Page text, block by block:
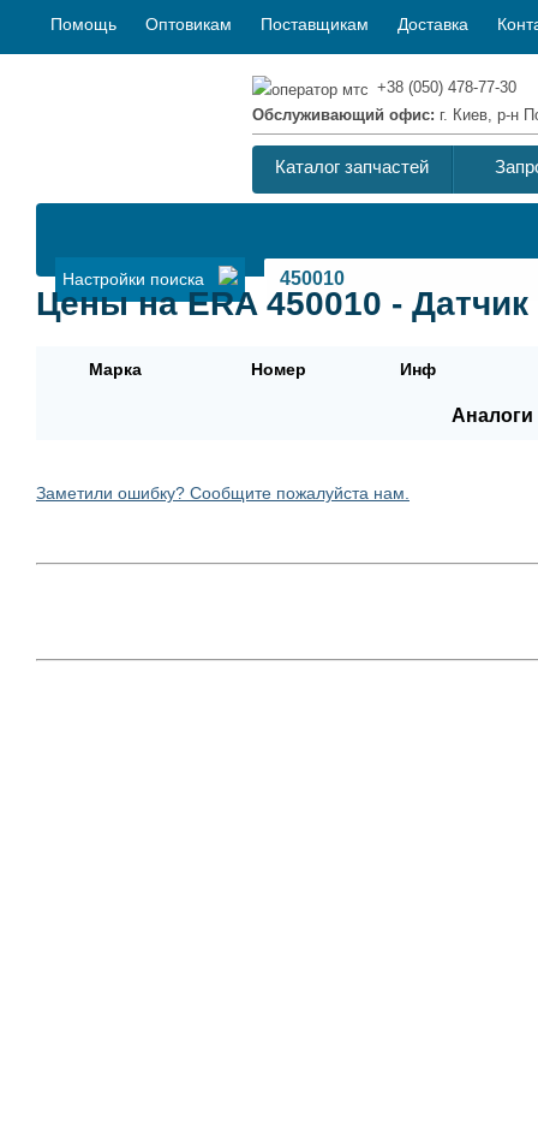
Помощь Оптовикам Поставщикам Доставка
+38 (050) 478-77-30
Обслуживающий офис: г. Киев, р-н
Каталог запчастей
Настройки поиска
Цены на ERA 450010 -
Марка Номер Инф
Аналоги
Заметили ошибку? Сообщите пожалуйста нам.